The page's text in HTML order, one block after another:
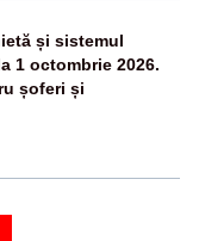
și sistemul
1 octombrie 2026.
șoferi și